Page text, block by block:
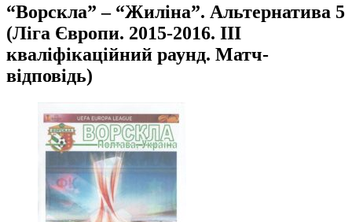
“Ворскла” – “Жиліна”. Альтернатива 5
(Ліга Європи. 2015-2016. ІІІ
кваліфікаційний раунд. Матч-
відповідь)